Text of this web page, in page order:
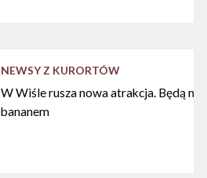
NEWSY Z KURORTÓW
W Wiśle rusza nowa atrakcja. Będą
bananem